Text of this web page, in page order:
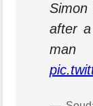
after
man